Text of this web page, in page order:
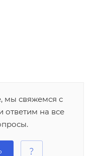
мы свяжемся с
на все